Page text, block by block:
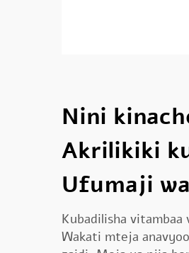
Nini
Akrilikiki
Ufumaji
Kubadilisha
Wakati mteja